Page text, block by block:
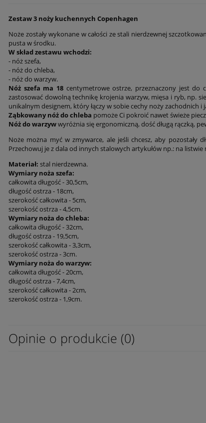
Zestaw 3 noży kuchennych Copenhagen
Noże zostały wykonane w całości ze stali nierdzewnej
pusta w środku.
W skład zestawu wchodzi:
- nóż szefa,
- nóż do chleba,
- nóż do warzyw.
Nóż szefa ma 18 centymetrowe ostrze, przeznaczony jest do
zastosować dowolną technikę krojenia warzyw, mięsa i ryb, np.
unikalnym designem, który łączy w sobie cechy noży zachodnich i
Ząbkowany nóż do chleba pomoże Ci pokroić nawet świeże
Nóż do warzywwyróżnia się ergonomiczną, dość długą rączką,
Noże można myć w zmywarce, ale jeśli chcesz, aby pozostały
Przechowuj je z dala od innych stalowych artykułów np.: na
Materiał: stal nierdzewna.
Wymiary noża szefa:
całkowita długość - 30,5cm,
długość ostrza - 18cm,
szerokość całkowita - 5cm,
szerokość ostrza - 4,5cm.
Wymiary noża do chleba:
całkowita długość - 32cm,
długość ostrza - 19,5cm,
szerokość całkowita - 3,3cm,
szerokość ostrza - 3cm.
Wymiary noża do warzyw:
całkowita długość - 20cm,
długość ostrza - 7,4cm,
szerokość całkowita - 2cm,
szerokość ostrza - 1,9cm.
Opinie o produkcie (0)